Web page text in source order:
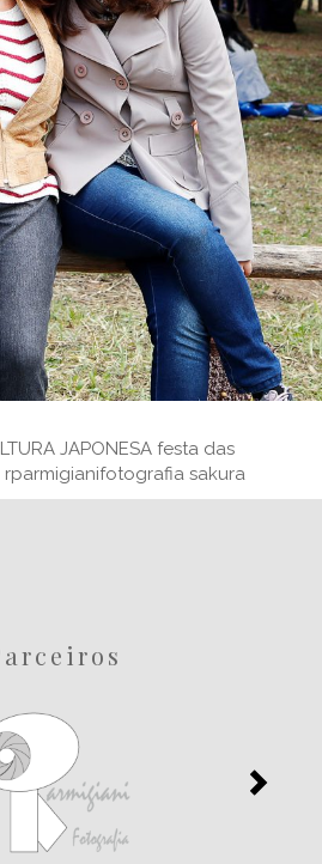
JAPONESA festa das
rparmigianifotografia sakura